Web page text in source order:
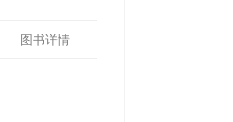
图书详情